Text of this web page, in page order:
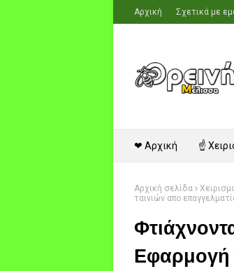
Αρχική Σχετικά με
❤ Αρχική ☝
Αρχική σελίδα
ταινιών απο
Εφαρμογή